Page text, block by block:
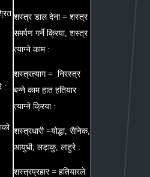
:
शस्त्र डाल देना = शस्त्र
समर्पण गर्ने क्रिया, शस्त्र
त्याग्ने काम :
शस्त्रत्याग = निरस्त्र
बन्ने काम हात हतियार
त्याग्ने क्रिया :
शस्त्रधारी =योद्धा, सैनिक,
आयुधी, लड़ाकु, लाहुरे :
शस्त्रप्रहार = हतियारले